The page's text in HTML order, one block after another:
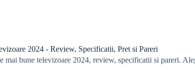
2024 - Review, Specificatii, Pret si Pareri
mai bune televizoare 2024, review, specificatii si pareri.